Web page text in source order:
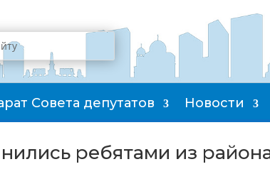
Совета депутатов Новости
ребятами из